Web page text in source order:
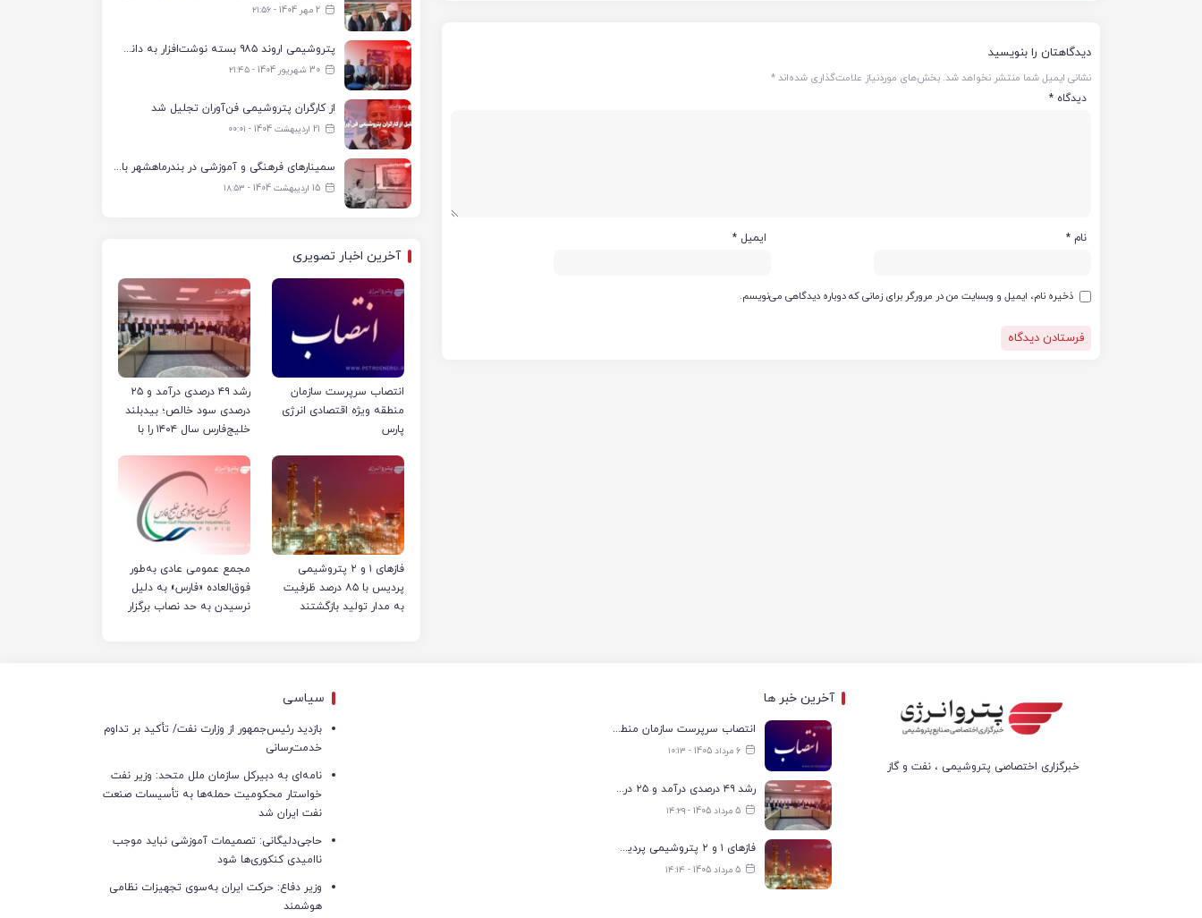
دیدگاهتان را بنویسید
نشانی ایمیل شما منتشر نخواهد شد. بخش‌های موردنیاز علامت‌گذاری شده‌اند*
دیدگاه *
نام * ایمیل *
ذخیره نام، ایمیل و وبسایت من در مرورگر برای زمانی که دوباره دیدگاهی می‌نویسم.
2 مهر 1404 - ۲۱:۵۶
پتروشیمی اروند ۹۸۵ بسته نوشت‌افزار به دانش‌آموزان تحت پوشش کمیته امداد بندرماهشهر اهدا کرد
30 شهریور 1404 - ۲۱:۴۵
از کارگران پتروشیمی فن‌آوران تجلیل شد
21 اردیبهشت 1404 - ۰۰:۰۱
سمینارهای فرهنگی و آموزشی در بندرماهشهر با همکاری فرهنگ‌سرای پتروشیمی مارون
15 اردیبهشت 1404 - ۱۸:۵۳
آخرین اخبار تصویری
انتصاب سرپرست سازمان
منطقه ویژه اقتصادی انرژی
پارس
رشد ۴۹ درصدی درآمد و ۲۵
درصدی سود خالص؛ بیدبلند
خلیج‌فارس سال ۱۴۰۴ را با
رساند
فازهای ۱ و ۲ پتروشیمی
پردیس با ۸۵ درصد ظرفیت
به مدار تولید بازگشتند
مجمع عمومی عادی به‌طور
فوق‌العاده «فارس» به دلیل
نرسیدن به حد نصاب برگزار
خبرگزاری اختصاصی پتروشیمی ، نفت و گاز
آخرین خبر ها
انتصاب سرپرست سازمان منطقه ویژه اقتصادی انرژی پارس
6 مرداد 1405 - ۱۰:۱۳
رشد ۴۹ درصدی درآمد و ۲۵ درصدی سود خالص؛ بیدبلند خلیج‌فارس سال ۱۴۰۴ را با رکوردهای جدید به پایان رساند
5 مرداد 1405 - ۱۴:۲۹
فازهای ۱ و ۲ پتروشیمی پردیس با ۸۵ درصد ظرفیت به مدار تولید بازگشتند
5 مرداد 1405 - ۱۴:۱۴
سیاسی
بازدید رئیس‌جمهور از وزارت نفت/ تأکید بر تداوم
خدمت‌رسانی
نامه‌ای به دبیرکل سازمان ملل متحد: وزیر نفت
خواستار محکومیت حمله‌ها به تأسیسات صنعت
نفت ایران شد
حاجی‌دلیگانی: تصمیمات آموزشی نباید موجب
ناامیدی کنکوری‌ها شود
وزیر دفاع: حرکت ایران به‌سوی تجهیزات نظامی
هوشمند